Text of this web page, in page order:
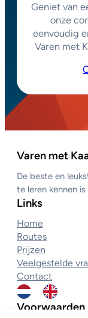
Geniet van
onze
eenvoudig
Varen met
Varen met
De beste en
te leren kennen
Links
Home
Routes
Prijzen
Veelgestelde
Contact
Voorwaarden